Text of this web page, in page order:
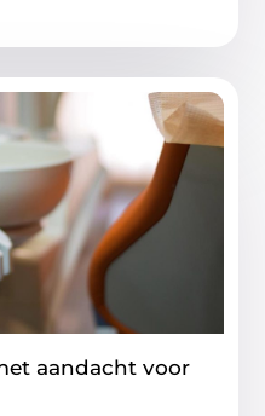
aandacht voor